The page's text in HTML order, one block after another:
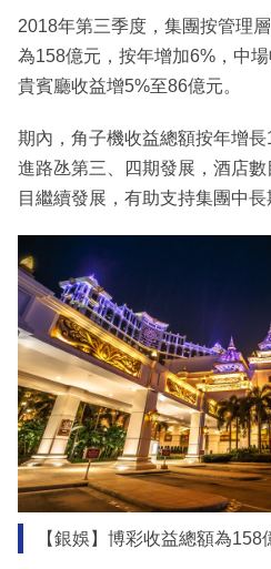
2018年第三季度，集團按管理
為158億元，按年增加6%，中
貴賓廳收益增5%至86億元。
期內，角子機收益總額按年增
進路氹第三、四期發展，酒店
目繼續發展，有助支持集團中長
【銀娛】博彩收益總額為158